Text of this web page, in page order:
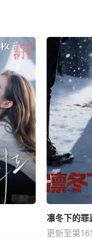
凛冬下的罪
更新至第16